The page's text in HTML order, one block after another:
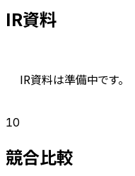
IR資料
IR資料は準備中です。
10
競合比較